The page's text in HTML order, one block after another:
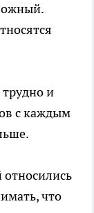
и
с каждым
что